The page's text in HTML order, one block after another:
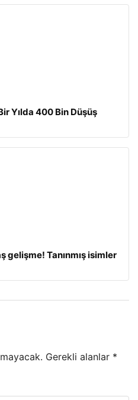
Yılda 400 Bin Düşüş
gelişme! Tanınmış isimler
Gerekli alanlar *